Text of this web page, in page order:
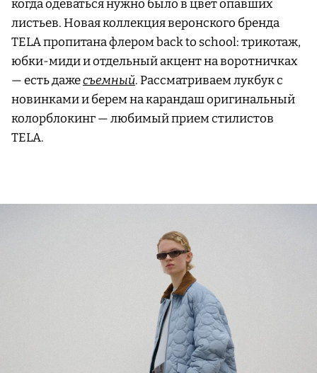
когда одеваться нужно было в цвет опавших
листьев. Новая коллекция веронского бренда
TELA пропитана флером back to school: трикотаж,
юбки-миди и отдельный акцент на воротничках
— есть дажесъемный. Рассматриваем лукбук с
новинками и берем на карандаш оригинальный
колорблокинг — любимый прием стилистов
TELA.